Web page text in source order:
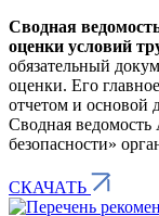
Сводная
оценки условий
обязательный
оценки. Его
отчетом и основой
Сводная
безопасности»
СКАЧАТЬ